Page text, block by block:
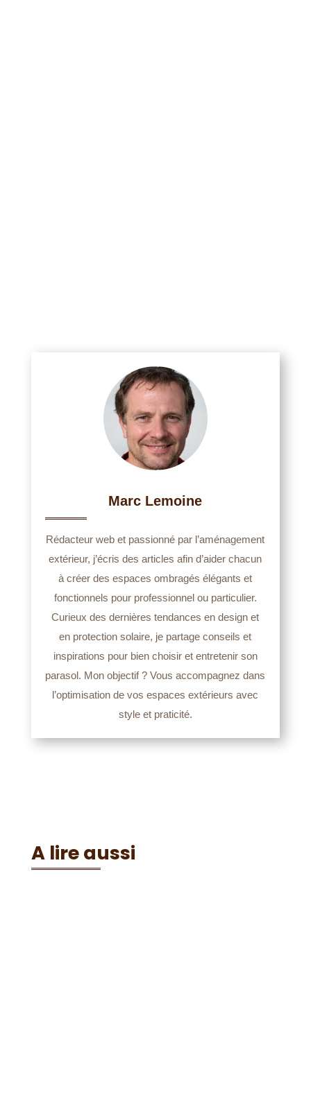
Marc Lemoine
Rédacteur web et passionné par l’aménagement
extérieur, j’écris des articles afin d’aider chacun
à créer des espaces ombragés élégants et
fonctionnels pour professionnel ou particulier.
Curieux des dernières tendances en design et
en protection solaire, je partage conseils et
inspirations pour bien choisir et entretenir son
parasol. Mon objectif ? Vous accompagnez dans
l’optimisation de vos espaces extérieurs avec
style et praticité.
A lire aussi